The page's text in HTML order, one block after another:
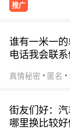
推广
谁有一米一
电话我会联
真情秘密 匿名
街友们好：
哪里换比较